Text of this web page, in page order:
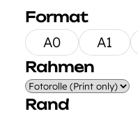
Format
A0
A1
Rahmen
Rand